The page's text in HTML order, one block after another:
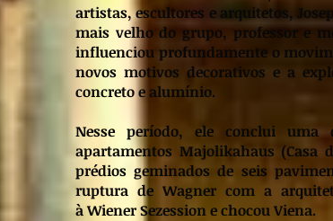
artistas, escultores e arquitetos,
mais velho do grupo, professor e
influenciou profundamente o
novos motivos decorativos e a
concreto e alumínio.
Nesse período, ele conclui
apartamentos Majolikahaus (Casa
prédios geminados de seis
ruptura de Wagner com a
à Wiener Sezession e chocou Viena.